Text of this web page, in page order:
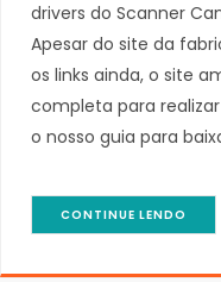
drivers do Scanner
Apesar do site da
os links ainda, o site
completa para
o nosso guia para
CONTINUE LENDO